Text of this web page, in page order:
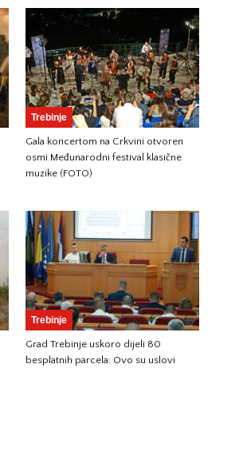
Trebinje
Gala koncertom na Crkvini otvoren
osmi Međunarodni festival klasične
muzike (FOTO)
Trebinje
Grad Trebinje uskoro dijeli 80
besplatnih parcela: Ovo su uslovi